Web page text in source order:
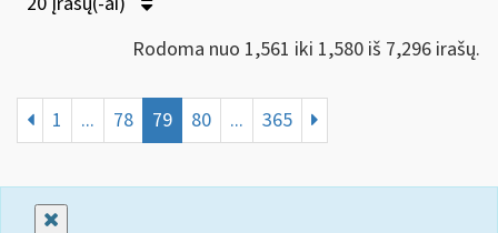
Rodoma nuo 1,561 iki 1,580 iš 7,296 irašų.
1 ... 78 79 80 ... 365